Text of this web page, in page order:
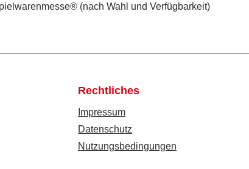
(nach Wahl und Verfügbarkeit)
Rechtliches
Impressum
Datenschutz
Nutzungsbedingungen